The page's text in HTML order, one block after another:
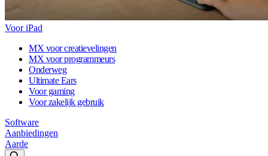
Voor iPad
MX voor creatievelingen
MX voor programmeurs
Onderweg
Ultimate Ears
Voor gaming
Voor zakelijk gebruik
Software
Aanbiedingen
Aarde